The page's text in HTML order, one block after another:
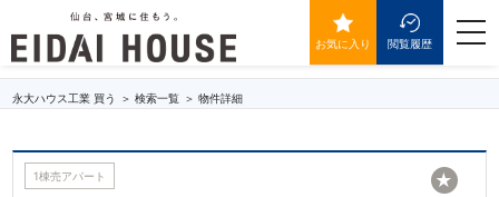
お気に入り 閲覧履歴
永大ハウス工業 買う 検索一覧 物件詳細
1棟売アパート ★